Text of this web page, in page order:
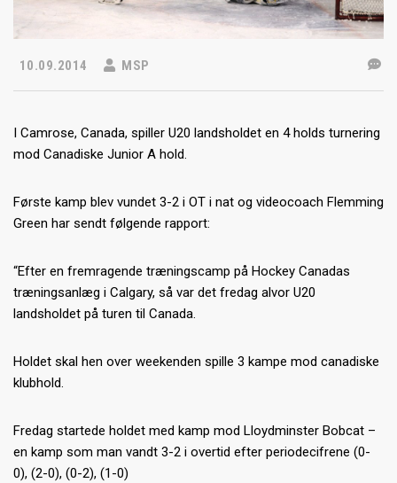
10.09.2014 MSP
I Camrose, Canada, spiller U20 landsholdet en 4 holds turnering
mod Canadiske Junior A hold.
Første kamp blev vundet 3-2 i OT i nat og videocoach Flemming
Green har sendt følgende rapport:
“Efter en fremragende træningscamp på Hockey Canadas
træningsanlæg i Calgary, så var det fredag alvor U20
landsholdet på turen til Canada.
Holdet skal hen over weekenden spille 3 kampe mod canadiske
klubhold.
Fredag startede holdet med kamp mod Lloydminster Bobcat –
en kamp som man vandt 3-2 i overtid efter periodecifrene (0-
0), (2-0), (0-2), (1-0)